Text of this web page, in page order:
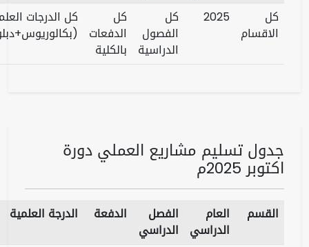
2025
الفصول الدفعات
بالكلية
كل الدرجات العلمية
(بكالوريوس+دبلوم) تحميل
مشاريع العملي دورة
العام الفصل
الدراسي
الدفعة الدرجة العلمية الملف